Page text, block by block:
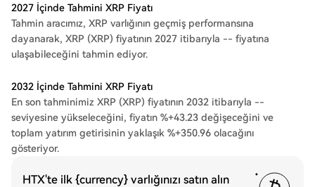
2027 İçinde Tahmini XRP Fiyatı
Tahmin aracımız, XRP varlığının geçmiş performansına
dayanarak, XRP (XRP) fiyatının 2027 itibarıyla -- fiyatına
ulaşabileceğini tahmin ediyor.
2032 İçinde Tahmini XRP Fiyatı
En son tahminimiz XRP (XRP) fiyatının 2032 itibarıyla --
seviyesine yükseleceğini, fiyatın %+43.23 değişeceğini ve
toplam yatırım getirisinin yaklaşık %+350.96 olacağını
gösteriyor.
HTX'te ilk {currency} varlığınızı satın alın